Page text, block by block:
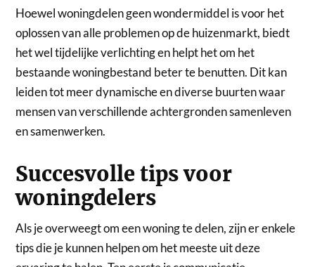
Hoewel woningdelen geen wondermiddel is voor het
oplossen van alle problemen op de huizenmarkt, biedt
het wel tijdelijke verlichting en helpt het om het
bestaande woningbestand beter te benutten. Dit kan
leiden tot meer dynamische en diverse buurten waar
mensen van verschillende achtergronden samenleven
en samenwerken.
Succesvolle tips voor
woningdelers
Als je overweegt om een woning te delen, zijn er enkele
tips die je kunnen helpen om het meeste uit deze